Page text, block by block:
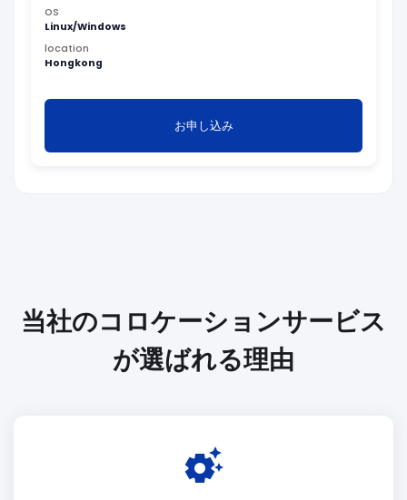
OS
Linux/Windows
location
Hongkong
お申し込み
当社のコロケーションサービス
が選ばれる理由
settings_suggest